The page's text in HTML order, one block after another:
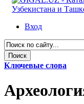
Вход
Ключевые слова